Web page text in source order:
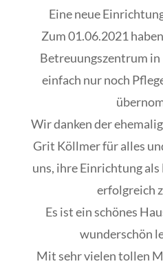
Eine neue
Zum 01.06.2021
Betreuungszentrum
einfach nur noch
Wir danken der
Grit Köllmer für alles
uns, ihre Einrichtung
erfolgreich
Es ist ein schönes
wunderschön
Mit sehr vielen tollen